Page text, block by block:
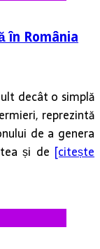
în România
decât o simplă
reprezintă
de a genera
și de [citește